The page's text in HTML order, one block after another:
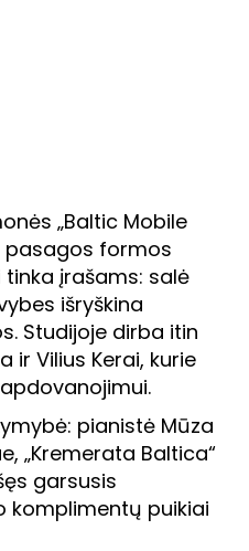
„Baltic Mobile
pasagos formos
įrašams: salė
išryškina
Studijoje dirba itin
ir Vilius Kerai, kurie
pianistė Mūza
„Kremerata Baltica“
garsusis
komplimentų puikiai